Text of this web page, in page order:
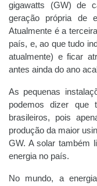
gigawatts (GW) de
geração própria de
Atualmente é a
país, e, ao que tudo
atualmente) e ficar
antes ainda do ano
As pequenas
podemos dizer que
brasileiros, pois
produção da maior
GW. A solar também
energia no país.
No mundo, a